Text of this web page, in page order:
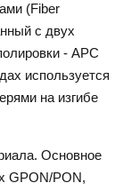
(Fiber
с двух
- APC
используется
на изгибе
Основное
GPON/PON,